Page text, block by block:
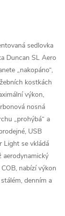
sedlovka
Duncan SL Aero
„nakopáno“,
kostkách
výkon,
nosná
„prohýbá“ a
USB
Light se vkládá
aerodynamický
nabízí výkon
denním a